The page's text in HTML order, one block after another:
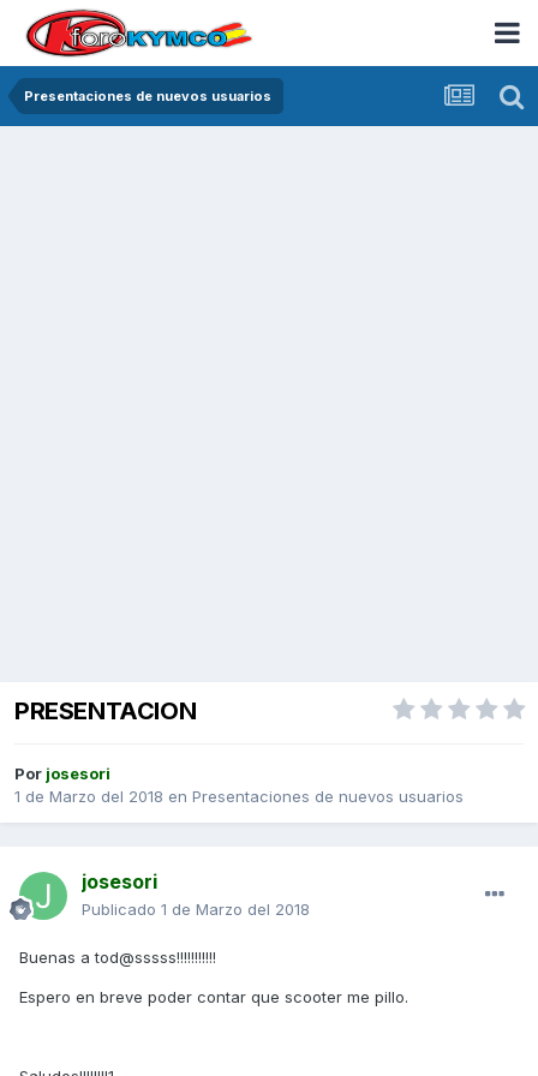
Presentaciones de nuevos usuarios
PRESENTACION
Por josesori
1 de Marzo del 2018 en Presentaciones de nuevos usuarios
josesori
Publicado 1 de Marzo del 2018
Buenas a tod@sssss!!!!!!!!!!!
Espero en breve poder contar que scooter me pillo.